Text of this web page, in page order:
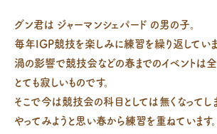
グン君は ジャーマンシェパード の男の子。
毎年IGP競技を楽しみに練習を繰り返してい
渦の影響で競技会などの春までのイベントは全
とても寂しいものです。
そこで今は競技会の科目としては無くなってし
やってみようと思い春から練習を重ねています。